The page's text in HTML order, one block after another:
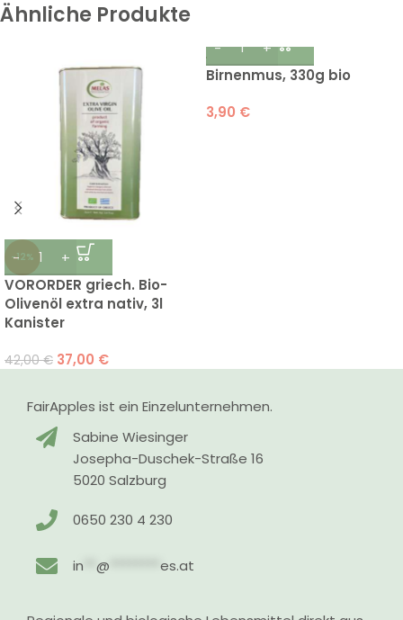
Ähnliche Produkte
-12%
VORORDER griech. Bio-
Olivenöl extra nativ, 3l
Kanister
42,00€ 37,00 €
Birnenmus, 330g bio
3,90 €
FairApples ist ein Einzelunternehmen.
Sabine Wiesinger
Josepha-Duschek-Straße 16
5020 Salzburg
0650 230 4 230
in **@ ********es.at